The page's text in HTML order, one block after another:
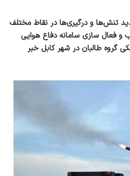
تنش‌ها و درگیری‌ها در نقاط مختلف
و فعال سازی سامانه دفاع هوایی
گروه‌ طالبان در شهر کابل خبر